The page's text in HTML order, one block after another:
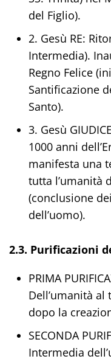
del Figlio).
2. Gesù RE:
Intermedia).
Regno Felice
Santificazione
Santo).
3. Gesù
1000 anni
manifesta una
tutta l’umanità
(conclusione
dell’uomo).
2.3. Purificazioni
PRIMA
Dell’umanità
dopo la
SECONDA
Intermedia